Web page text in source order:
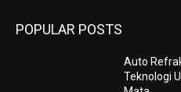
POPULAR POSTS
Auto
Teknologi